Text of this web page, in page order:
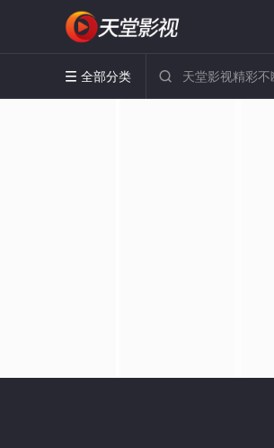
 全部分类 